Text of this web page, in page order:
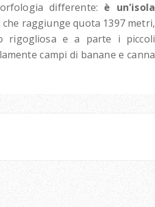
differente: è un'isola
raggiunge quota 1397 metri,
rigogliosa e a parte i piccoli
campi di banane e canna